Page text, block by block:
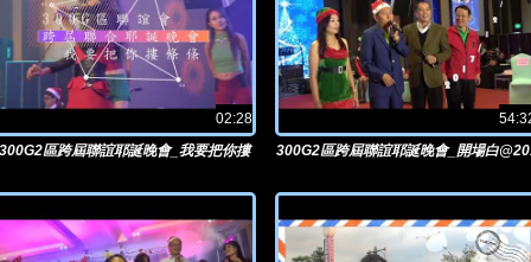
02:28
區跨屆聯誼耶誕晚會_我要把你摟
300G2區跨屆聯誼耶誕晚會_開場白